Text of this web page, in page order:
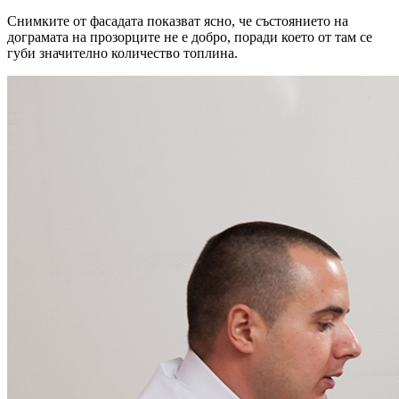
Снимките от фасадата показват ясно, че състоянието на
дограмата на прозорците не е добро, поради което от там се
губи значително количество топлина.